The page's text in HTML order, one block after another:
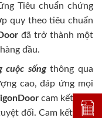
Tiêu chuẩn chứng
quy theo tiêu chuẩn
đã trở thành một
đầu.
cuộc sốngthông qua
cao, đáp ứng mọi
cam kết đem
đối. Cam kết chất
Đặt